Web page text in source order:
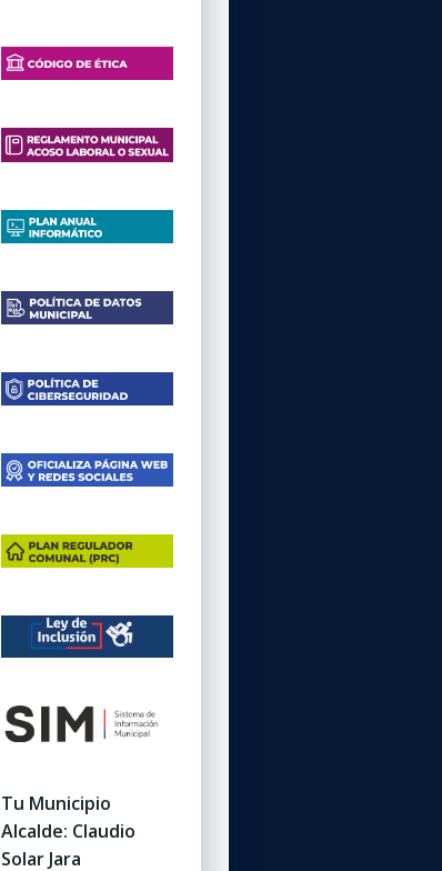
Tu Municipio
Alcalde: Claudio
Solar Jara